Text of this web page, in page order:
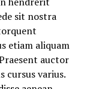
sit nostra
etiam aliquam
auctor
cursus varius.